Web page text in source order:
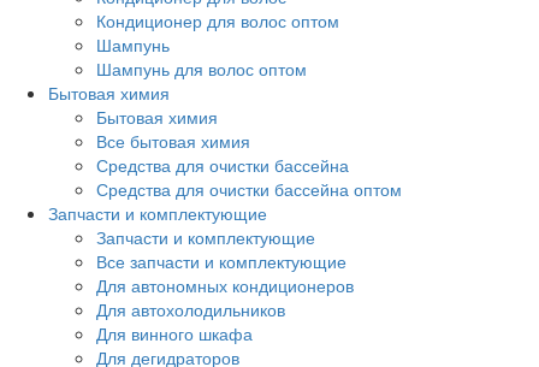
Кондиционер для волос оптом
Шампунь
Шампунь для волос оптом
Бытовая химия
Бытовая химия
Все бытовая химия
Средства для очистки бассейна
Средства для очистки бассейна оптом
Запчасти и комплектующие
Запчасти и комплектующие
Все запчасти и комплектующие
Для автономных кондиционеров
Для автохолодильников
Для винного шкафа
Для дегидраторов